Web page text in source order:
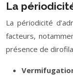
La
La périodicité
facteurs,
présence de